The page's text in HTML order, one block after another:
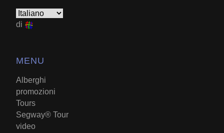
di
MENU
Alberghi
promozioni
Tours
Segway® Tour
video